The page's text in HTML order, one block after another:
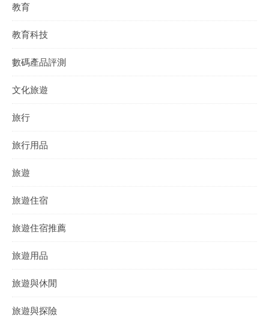
教育
教育科技
數碼產品評測
文化旅遊
旅行
旅行用品
旅遊
旅遊住宿
旅遊住宿推薦
旅遊用品
旅遊與休閒
旅遊與探險